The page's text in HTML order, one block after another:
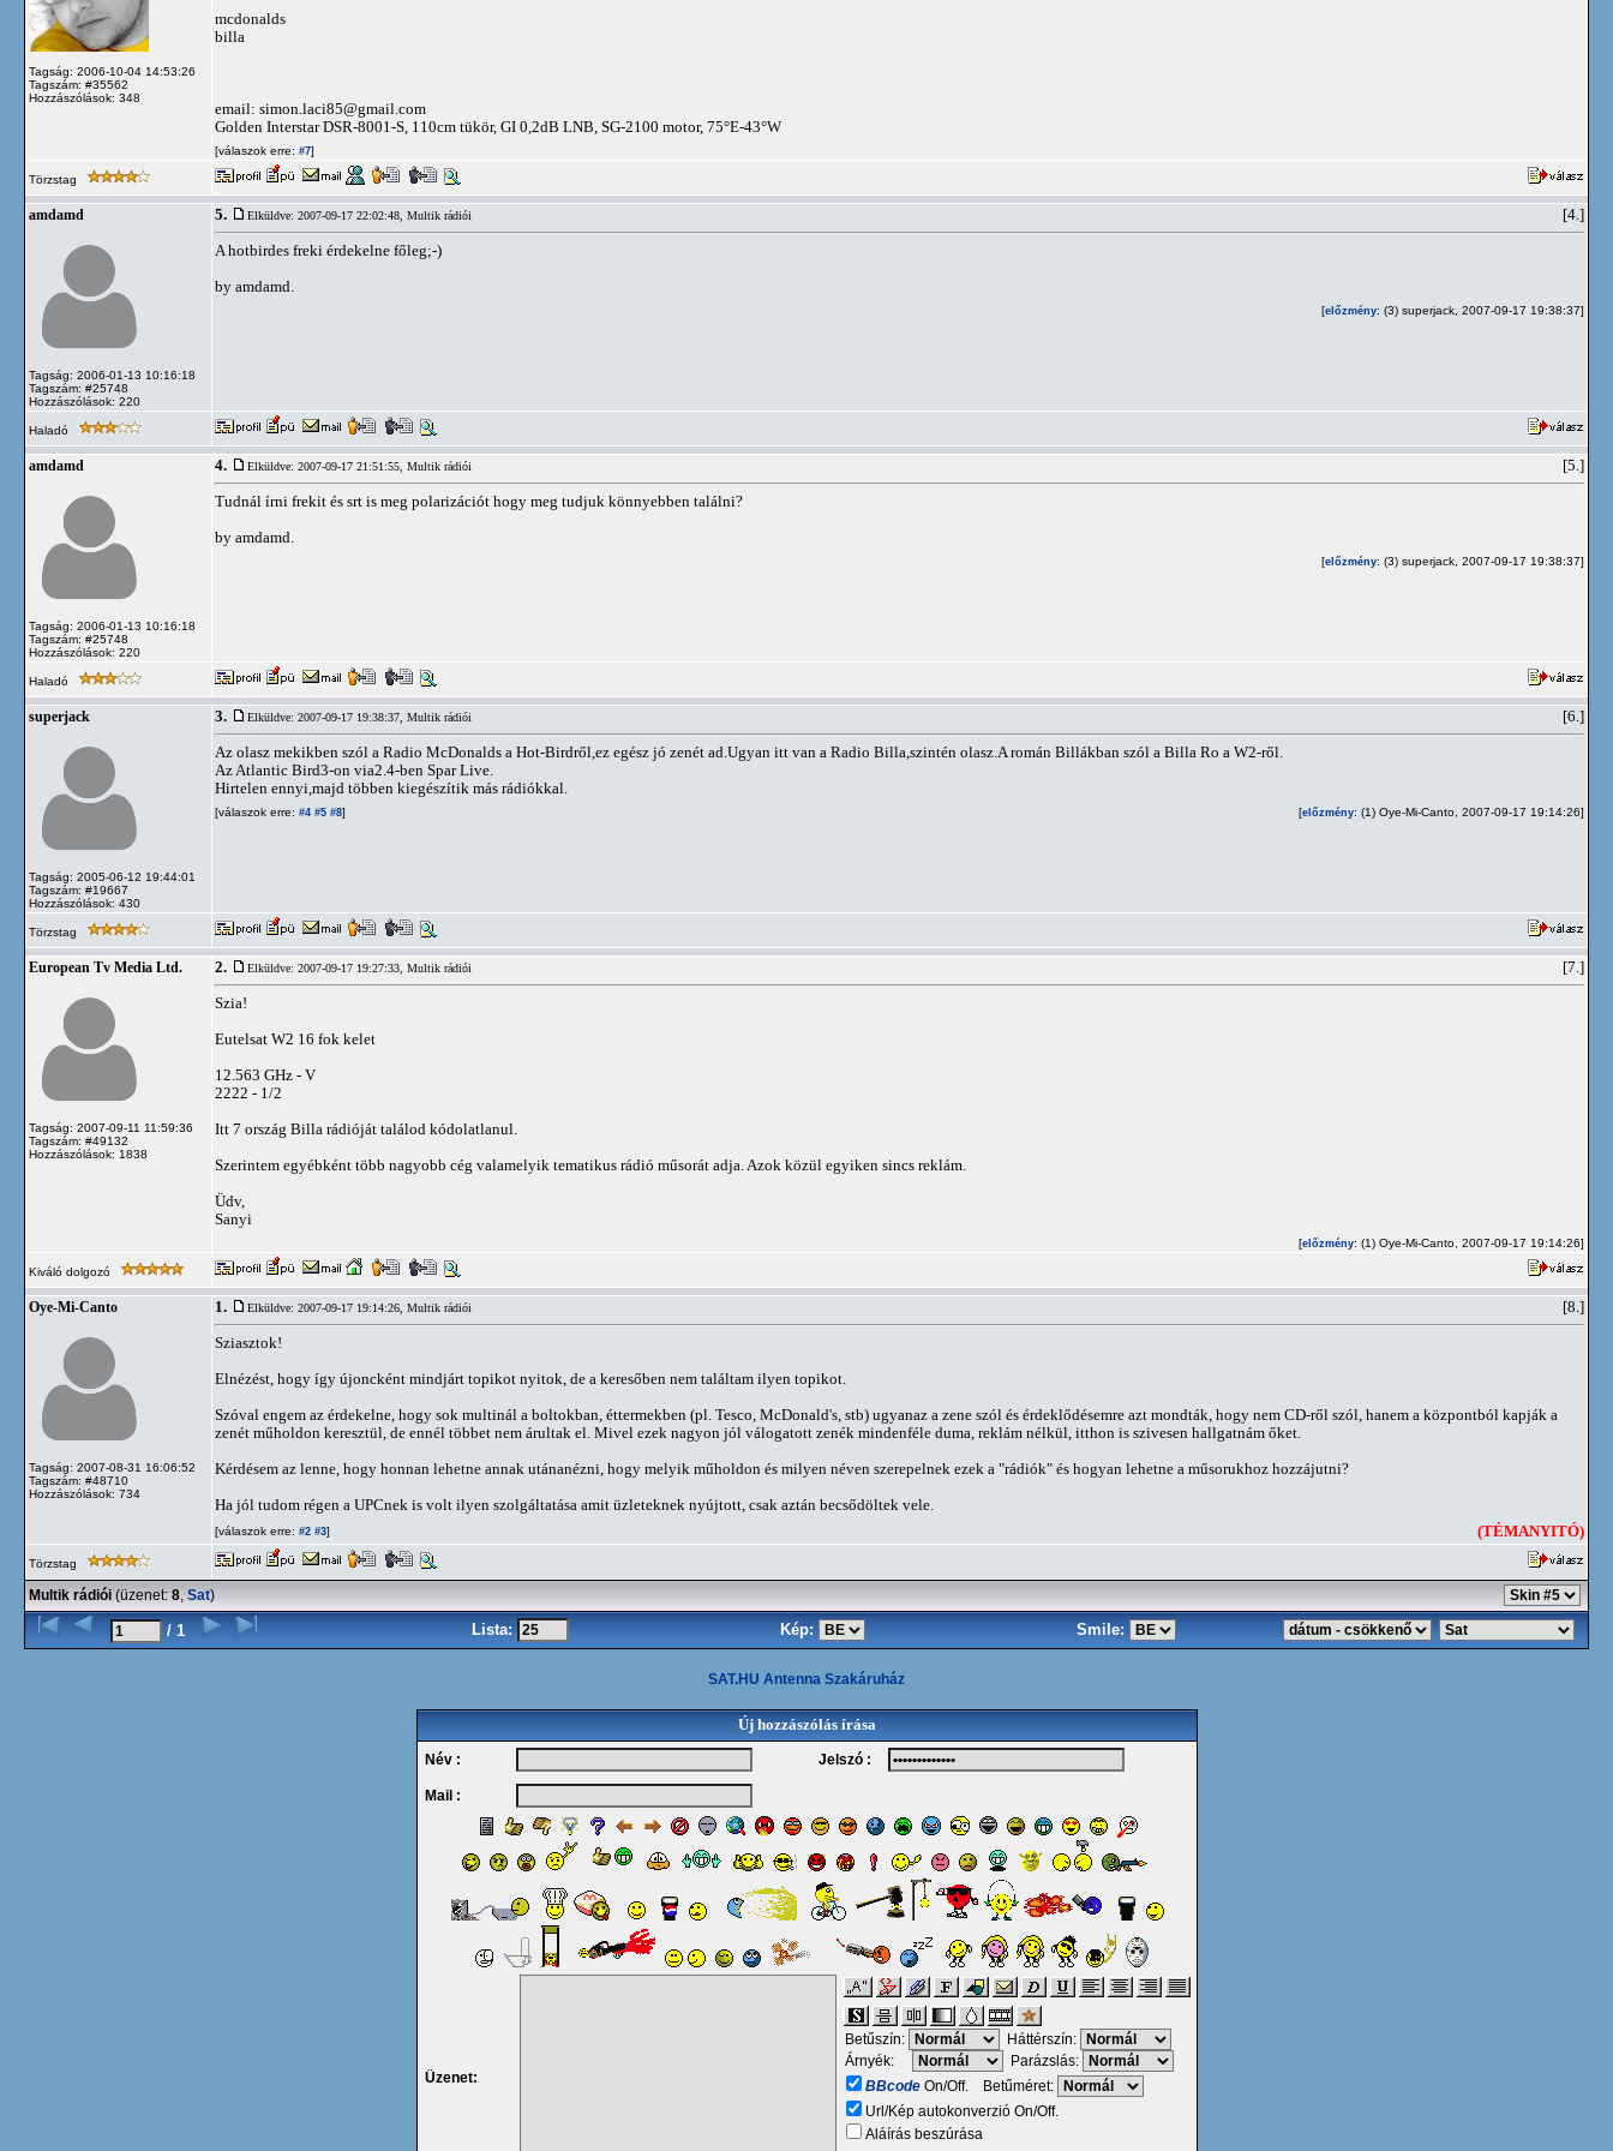
Tagság: 2006-10-04 14:53:26
Tagszám: #35562
Hozzászólások: 348
mcdonalds
billa
email: simon.laci85@gmail.com
Golden Interstar DSR-8001-S, 110cm tükör, GI 0,2dB LNB, SG-2100 motor, 75°E-43°W
[válaszok erre: #7]
Törzstag
amdamd
Tagság: 2006-01-13 10:16:18
Tagszám: #25748
Hozzászólások: 220
5. Elküldve: 2007-09-17 22:02:48, Multik rádiói [4.]
A hotbirdes freki érdekelne főleg;-)
by amdamd.
[előzmény: (3) superjack, 2007-09-17 19:38:37]
Haladó
amdamd
Tagság: 2006-01-13 10:16:18
Tagszám: #25748
Hozzászólások: 220
4. Elküldve: 2007-09-17 21:51:55, Multik rádiói [5.]
Tudnál írni frekit és srt is meg polarizációt hogy meg tudjuk könnyebben találni?
by amdamd.
[előzmény: (3) superjack, 2007-09-17 19:38:37]
Haladó
superjack
Tagság: 2005-06-12 19:44:01
Tagszám: #19667
Hozzászólások: 430
3. Elküldve: 2007-09-17 19:38:37, Multik rádiói [6.]
Az olasz mekikben szól a Radio McDonalds a Hot-Birdről,ez egész jó zenét ad.Ugyan itt van a Radio Billa,szintén olasz.A román Billákban szól a Billa Ro a W2-ről.
Az Atlantic Bird3-on via2.4-ben Spar Live.
Hirtelen ennyi,majd többen kiegészítik más rádiókkal.
[válaszok erre: #4 #5 #8] [előzmény: (1) Oye-Mi-Canto, 2007-09-17 19:14:26]
Törzstag
European Tv Media Ltd.
Tagság: 2007-09-11 11:59:36
Tagszám: #49132
Hozzászólások: 1838
2. Elküldve: 2007-09-17 19:27:33, Multik rádiói [7.]
Szia!
Eutelsat W2 16 fok kelet
12.563 GHz - V
2222 - 1/2
Itt 7 ország Billa rádióját találod kódolatlanul.
Szerintem egyébként több nagyobb cég valamelyik tematikus rádió műsorát adja. Azok közül egyiken sincs reklám.
Üdv,
Sanyi
[előzmény: (1) Oye-Mi-Canto, 2007-09-17 19:14:26]
Kiváló dolgozó
Oye-Mi-Canto
Tagság: 2007-08-31 16:06:52
Tagszám: #48710
Hozzászólások: 734
1. Elküldve: 2007-09-17 19:14:26, Multik rádiói [8.]
Sziasztok!
Elnézést, hogy így újoncként mindjárt topikot nyitok, de a keresőben nem találtam ilyen topikot.
Szóval engem az érdekelne, hogy sok multinál a boltokban, éttermekben (pl. Tesco, McDonald's, stb) ugyanaz a zene szól és érdeklődésemre azt mondták, hogy nem CD-ről szól, hanem a központból kapják a
zenét műholdon keresztül, de ennél többet nem árultak el. Mivel ezek nagyon jól válogatott zenék mindenféle duma, reklám nélkül, itthon is szivesen hallgatnám őket.
Kérdésem az lenne, hogy honnan lehetne annak utánanézni, hogy melyik műholdon és milyen néven szerepelnek ezek a "rádiók" és hogyan lehetne a műsorukhoz hozzájutni?
Ha jól tudom régen a UPCnek is volt ilyen szolgáltatása amit üzleteknek nyújtott, csak aztán becsődöltek vele.
[válaszok erre: #2 #3] (TÉMANYITÓ)
Törzstag
Multik rádiói (üzenet: 8, Sat)
/ 1 Lista: Kép: Smile:
SAT.HU Antenna Szakáruház
Új hozzászólás írása
Név : Jelszó :
Mail :
Üzenet:
Betűszín:
Háttérszín:
Árnyék:
Parázslás:
BBcodeOn/Off. Betűméret:
Url/Kép autokonverzió On/Off.
Aláírás beszúrása